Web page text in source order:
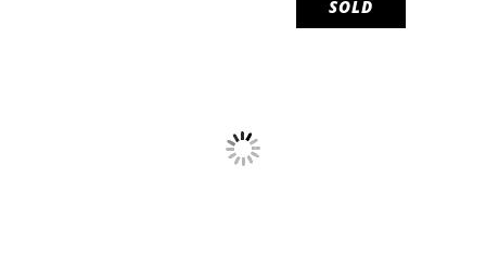
SOLD
LEER MÁS